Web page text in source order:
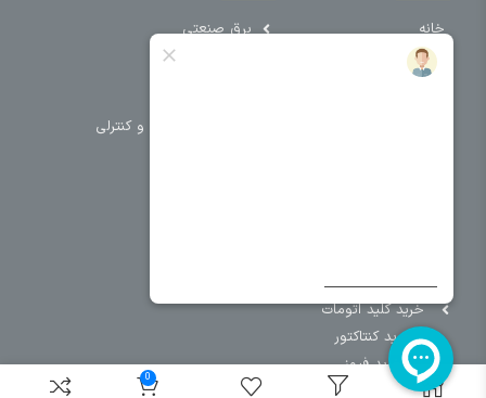
خانه
درباره ما
برق صنعتی
تجهیزات حفاظتی و کنترلی
خرید کلید اتومات
خرید کنتاکتور
خرید فیوز
مینیاتوری
0